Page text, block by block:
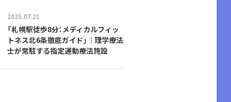
2025.07.21
「札幌駅徒歩8分：メディカルフィッ
トネス北6条徹底ガイド」｜理学療法
士が常駐する指定運動療法施設